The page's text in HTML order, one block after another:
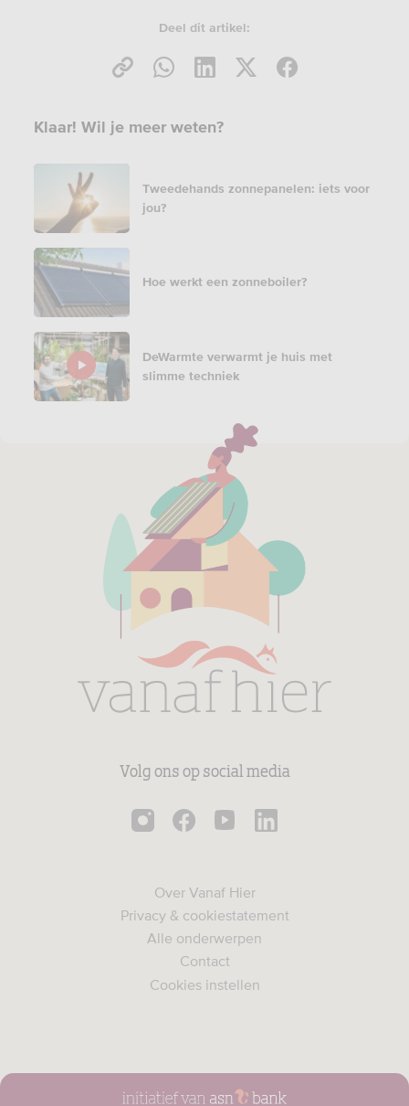
Deel dit artikel:
Klaar! Wil je meer weten?
Tweedehands zonnepanelen: iets voor
jou?
Hoe werkt een zonneboiler?
DeWarmte verwarmt je huis met
slimme techniek
Volg ons op social media
Over Vanaf Hier
Privacy & cookiestatement
Alle onderwerpen
Contact
Cookies instellen